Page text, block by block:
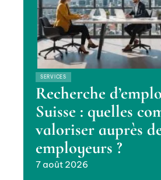
SERVICES
Recherche
Suisse : quelles
valoriser auprès
employeurs ?
7 août 2026